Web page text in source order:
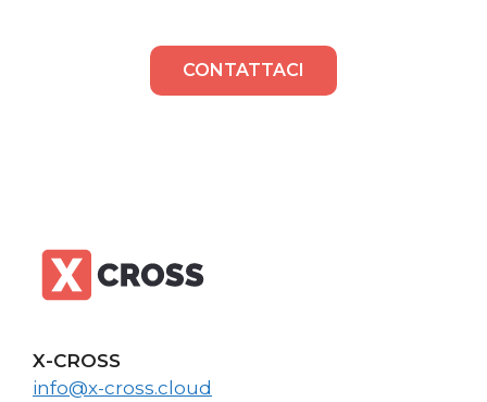
CONTATTACI
X-CROSS
info@x-cross.cloud